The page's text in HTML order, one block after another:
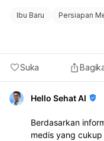
Ibu Baru Persiapan
Suka
Hello Sehat AI
Berdasarkan
medis yang